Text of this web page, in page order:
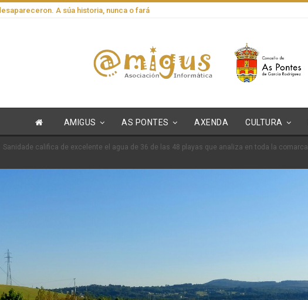
A súa historia, nunca o fará
AMIGUS AS PONTES AXENDA CULTURA
Sanidade califica de excelente el agua de 36 de las 48 playas que analiza en toda la comarca